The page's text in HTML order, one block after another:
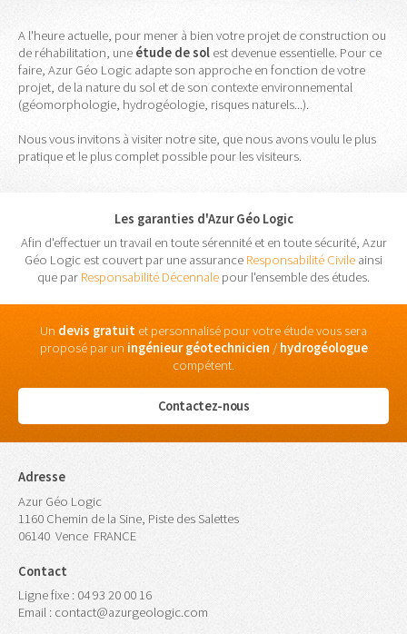
A l'heure actuelle, pour mener à bien votre projet de construction ou
de réhabilitation, une étude desol est devenue essentielle. Pour ce
faire, Azur Géo Logic adapte son approche en fonction de votre
projet, de la nature du sol et de son contexte environnemental
(géomorphologie, hydrogéologie, risques naturels...).
Nous vous invitons à visiter notre site, que nous avons voulu le plus
pratique et le plus complet possible pour les visiteurs.
Les garanties d'Azur Géo Logic
Afin d'effectuer un travail en toute sérennité et en toute sécurité, Azur
Géo Logic est couvert par une assurance Responsabilité Civile ainsi
que par Responsabilité Décennale pour l'ensemble des études.
Un devis gratuit et personnalisé pour votre étude vous sera
proposé par un ingénieur géotechnicien / hydrogéologue
compétent.
Contactez-nous
Adresse
Azur Géo Logic
1160 Chemin de la Sine, Piste des Salettes
06140 Vence FRANCE
Contact
Ligne fixe : 04 93 20 00 16
Email : contact@azurgeologic.com